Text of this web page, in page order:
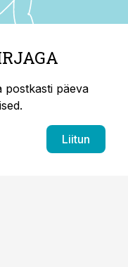
postkasti päeva
Liitun